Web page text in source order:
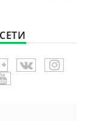
к мечте.
— это ум. Самая
Из всех страхов